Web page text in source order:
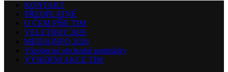
KONTAKT
PŘEDPLATNÉ
O ČEM PÍŠE TIM
VELETRHY 2026
MEDIAINFO 2026
Všeobecné obchodní podmínky
VÝHERNÍ AKCE TIM